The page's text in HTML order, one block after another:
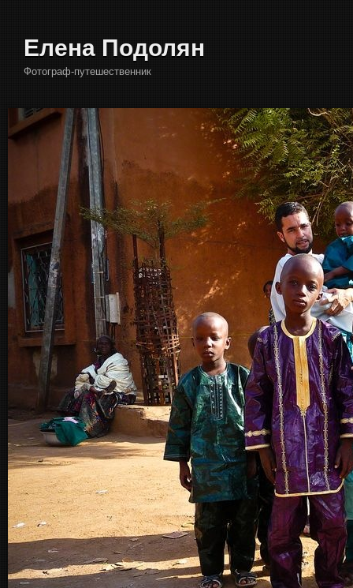
Елена Подолян
Фотограф-путешественник